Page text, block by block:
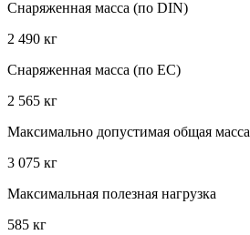
Снаряженная масса (по DIN)
2 490 кг
Снаряженная масса (по EC)
2 565 кг
Максимально допустимая общая масса
3 075 кг
Максимальная полезная нагрузка
585 кг